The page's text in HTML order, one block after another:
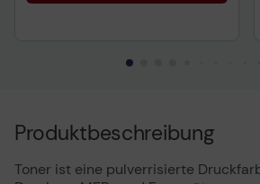
Produktbeschreibung
Toner ist eine pulverrisierte